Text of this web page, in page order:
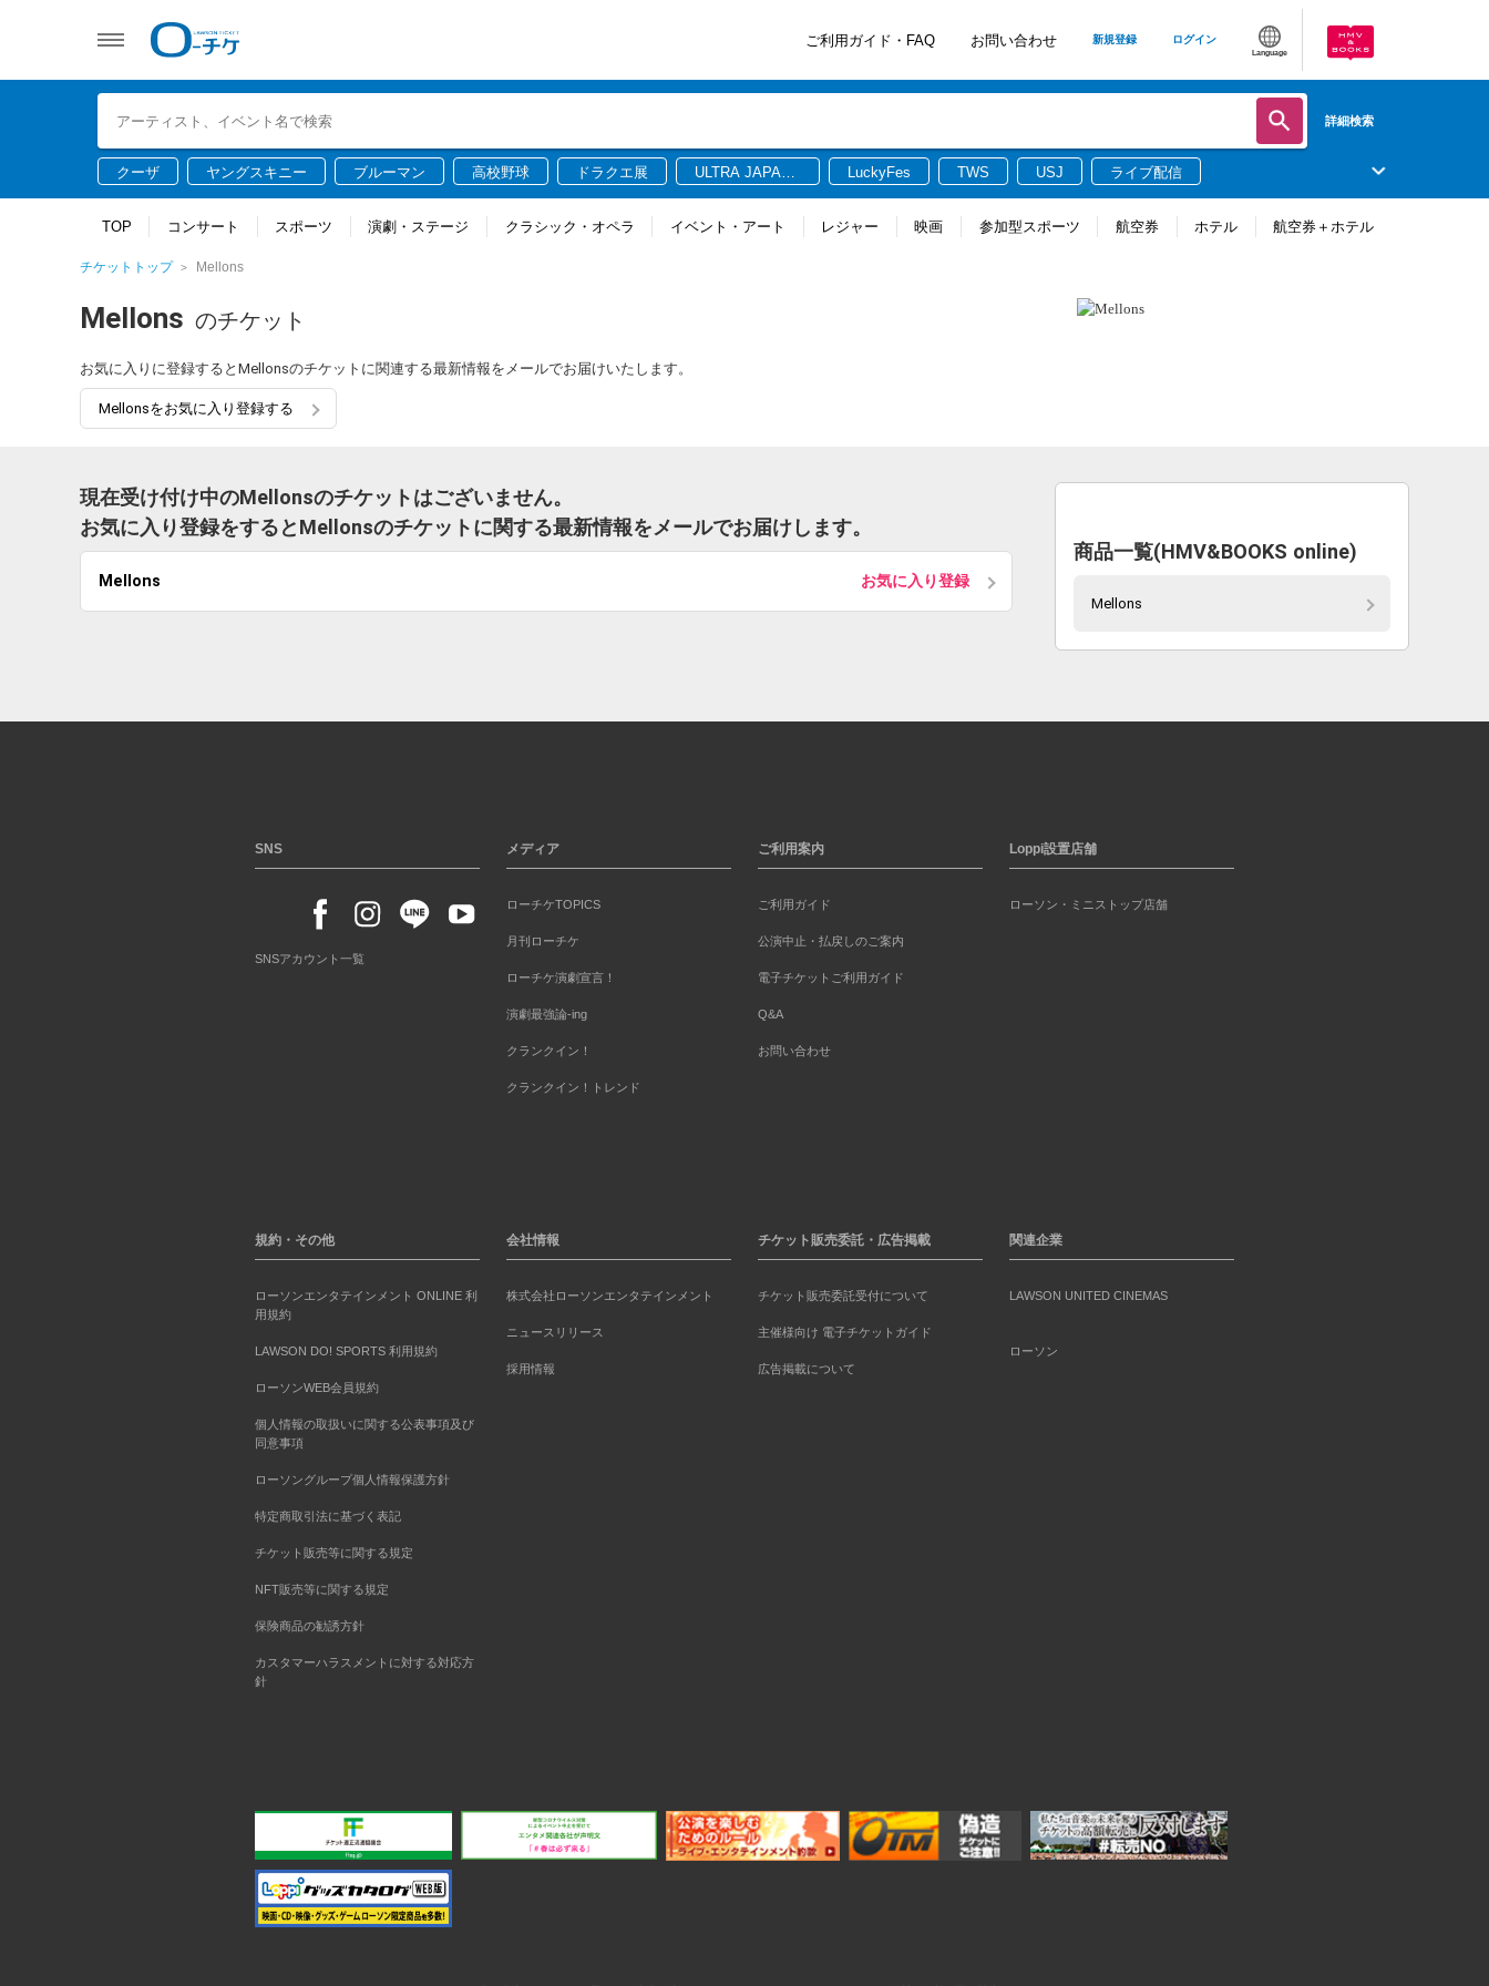
ご利用ガイド・FAQ お問い合わせ 新規登録 ログイン
Language
詳細検索
クーザ ヤングスキニー ブルーマン 高校野球 ドラクエ展
ULTRA JAPAN
LuckyFes TWS USJ ライブ配信
TOP コンサート スポーツ 演劇・ステージ クラシック・オペラ イベント・アート レジャー 映画 参加型スポーツ 航空券 ホテル 航空券＋ホテル
チケットトップ Mellons
Mellons のチケット
お気に入りに登録するとMellonsのチケットに関連する最新情報をメールでお届けいたします。
Mellonsをお気に入り登録する
現在受け付け中のMellonsのチケットはございません。
お気に入り登録をするとMellonsのチケットに関する最新情報をメールでお届けします。
Mellons お気に入り登録
商品一覧(HMV&BOOKS online)
Mellons
SNS
SNSアカウント一覧
メディア
ローチケTOPICS
月刊ローチケ
ローチケ演劇宣言！
演劇最強論-ing
クランクイン！
クランクイン！トレンド
ご利用案内
ご利用ガイド
公演中止・払戻しのご案内
電子チケットご利用ガイド
Q&A
お問い合わせ
Loppi設置店舗
ローソン・ミニストップ店舗
規約・その他
ローソンエンタテインメント ONLINE 利
用規約
LAWSON DO! SPORTS 利用規約
ローソンWEB会員規約
個人情報の取扱いに関する公表事項及び
同意事項
ローソングループ個人情報保護方針
特定商取引法に基づく表記
チケット販売等に関する規定
NFT販売等に関する規定
保険商品の勧誘方針
カスタマーハラスメントに対する対応方
針
会社情報
株式会社ローソンエンタテインメント
ニュースリリース
採用情報
チケット販売委託・広告掲載
チケット販売委託受付について
主催様向け 電子チケットガイド
広告掲載について
関連企業
LAWSON UNITED CINEMAS
ローソン